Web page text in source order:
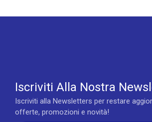
Iscriviti Alla Nostra
Iscriviti alla Newsletters per restare
offerte, promozioni e novità!